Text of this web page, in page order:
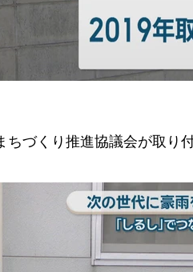
づくり推進協議会が取り付